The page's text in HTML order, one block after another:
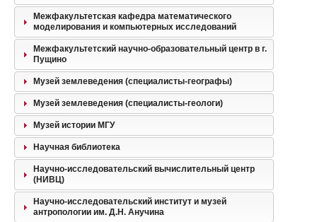
Межфакультетская кафедра математического
моделирования и компьютерных исследований
Межфакультетский научно-образовательный центр в г.
Пущино
Музей землеведения (специалисты-географы)
Музей землеведения (специалисты-геологи)
Музей истории МГУ
Научная библиотека
Научно-исследовательский вычислительный центр
(НИВЦ)
Научно-исследовательский институт и музей
антропологии им. Д.Н. Анучина